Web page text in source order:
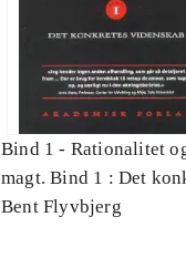
Bind 1 - Rationalitet
magt. Bind 1 : Det
videnskab
Bent Flyvbjerg